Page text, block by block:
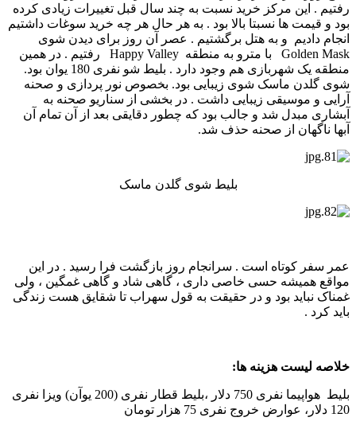
رفتیم . این مرکز خرید نسبت به چند سال قبل تغییرات زیادی کرده
بود و قیمت ها نسبتا بالا بود . به هر حال هر چه خرید سوغات داشتیم
انجام دادیم و به هتل برگشتیم . عصر آن روز برای دیدن شوی
Golden Mask با مترو به منطقه Happy Valley رفتیم . در همین
منطقه یک شهربازی هم وجود دارد . بلیط شو نفری 180 یوان بود.
شوی گلدن ماسک شوی زیبایی بود. بخصوص نور پردازی و صحنه
آرایی و موسیقی زیبایی داشت . در بخشی از سناریو صحنه به
آبشاری مبدل شد و جالب بود که چطور دقایقی بعد از آن تمام آن
آبها ناگهان از صحنه حذف شد.
بلیط شوی گلدن ماسک
عمر سفر کوتاه است . سرانجام روز بازگشت فرا رسید . در این
مواقع همیشه حسی خاصی داری ، گاهی شاد و گاهی غمگین ، ولی
غمناک نباید بود و در حقیقت به قول سهراب تا شقایق هست زندگی
باید کرد .
خلاصه لیست هزینه ها:
بلیط هواپیما نفری 750 دلار ،بلیط قطار نفری (200 یوآن) ویزا نفری
120 دلار، عوارض خروج نفری 75 هزار تومان